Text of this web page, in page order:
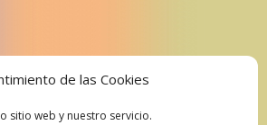
de las Cookies
sitio web y nuestro servicio.